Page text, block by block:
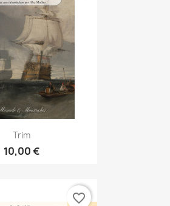
Aperçu rapide
Trim
10,00 €
favorite_border